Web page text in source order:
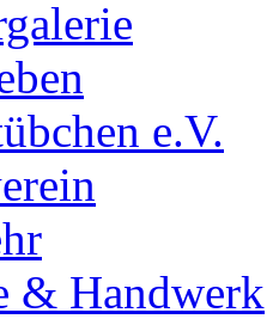
e.V.
& Handwerk